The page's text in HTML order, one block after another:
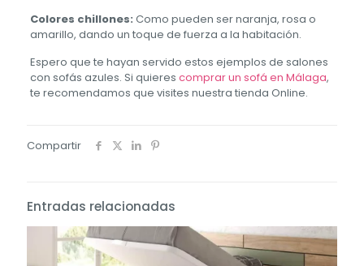
Colores chillones: Como pueden ser naranja, rosa o
amarillo, dando un toque de fuerza a la habitación.
Espero que te hayan servido estos ejemplos de salones
con sofás azules. Si quieres comprar un sofá en Málaga,
te recomendamos que visites nuestra tienda Online.
Compartir
Entradas relacionadas